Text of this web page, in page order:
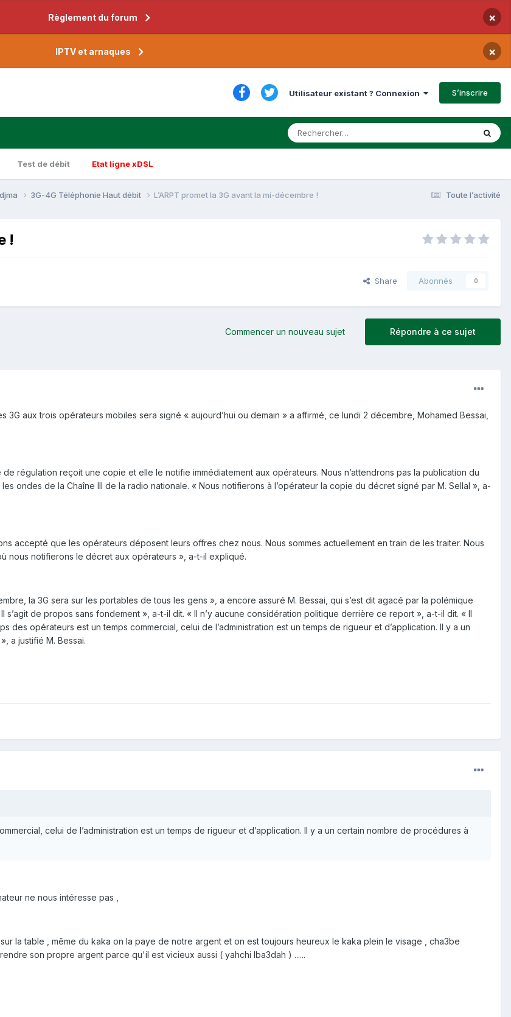
Règlement du forum ×
IPTV et arnaques ×
Utilisateur existant ? Connexion S’inscrire
Test de débit Etat ligne xDSL
Toute l’activité
3G-4G Téléphonie Haut débit L’ARPT promet la 3G avant la mi-décembre !
!
Share Abonnés 0
Répondre à ce sujet
Commencer un nouveau sujet
3G aux trois opérateurs mobiles sera signé « aujourd’hui ou demain » a affirmé, ce lundi 2 décembre, Mohamed Bessai,
régulation reçoit une copie et elle le notifie immédiatement aux opérateurs. Nous n’attendrons pas la publication du
ondes de la Chaîne III de la radio nationale. « Nous notifierons à l’opérateur la copie du décret signé par M. Sellal », a-
accepté que les opérateurs déposent leurs offres chez nous. Nous sommes actuellement en train de les traiter. Nous
nous notifierons le décret aux opérateurs », a-t-il expliqué.
la 3G sera sur les portables de tous les gens », a encore assuré M. Bessai, qui s’est dit agacé par la polémique
de propos sans fondement », a-t-il dit. « Il n’y aucune considération politique derrière ce report », a-t-il dit. « Il
des opérateurs est un temps commercial, celui de l’administration est un temps de rigueur et d’application. Il y a un
a justifié M. Bessai.
celui de l’administration est un temps de rigueur et d’application. Il y a un certain nombre de procédures à
ne nous intéresse pas ,
la table , même du kaka on la paye de notre argent et on est toujours heureux le kaka plein le visage , cha3be
son propre argent parce qu'il est vicieux aussi ( yahchi lba3dah ) ......